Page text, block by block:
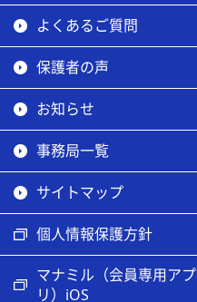
よくあるご質問
保護者の声
お知らせ
事務局一覧
サイトマップ
個人情報保護方針
マナミル（会員専用アプ
リ）iOS